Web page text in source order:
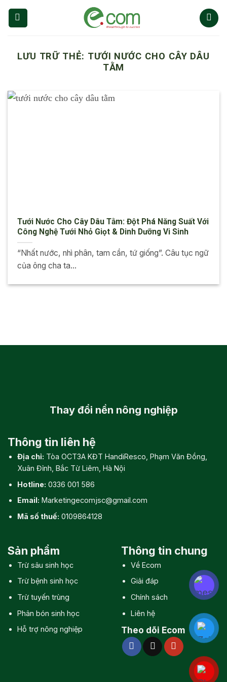
Chuyển
đến
dungLƯU TRỮ THẺ: TƯỚI NƯỚC CHO CÂY DÂU
TẰM
Tưới Nước Cho Cây Dâu Tằm: Đột Phá Năng Suất Với
Công Nghệ Tưới Nhỏ Giọt & Dinh Dưỡng Vi Sinh
“Nhất nước, nhì phân, tam cần, tứ giống”. Câu tục ngữ
của ông cha ta...
Thay đổi nền nông nghiệp
Thông tin liên hệ
Địa chỉ: Tòa OCT3A KĐT HandiResco, Phạm Văn Đồng,
Xuân Đỉnh, Bắc Từ Liêm, Hà Nội
Hotline: 0336 001 586
Email: Marketingecomjsc@gmail.com
Mã số thuế: 0109864128
Sản phẩm
Trừ sâu sinh học
Trừ bệnh sinh học
Trừ tuyến trùng
Phân bón sinh học
Hỗ trợ nông nghiệp
Thông tin chung
Về Ecom
Giải đáp
Chính sách
Liên hệ
Theo dõi Ecom